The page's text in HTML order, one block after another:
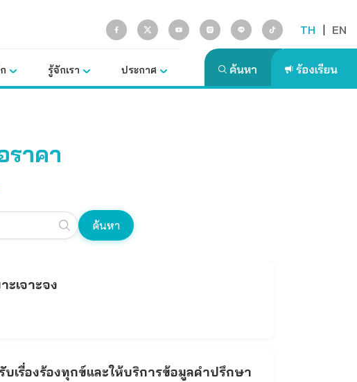
TH | EN
รู้จักเรา ประกาศ
ราคา
ค้นหา
ะเจาะจง
เรื่องร้องทุกข์และให้บริการข้อมูลคำปรึกษา